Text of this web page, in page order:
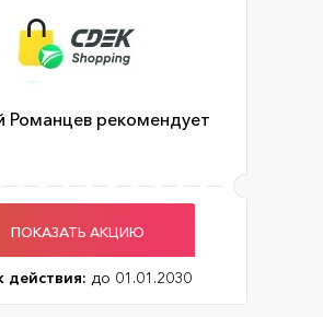
Романцев рекомендует
ПОКАЗАТЬ АКЦИЮ
действия: до 01.01.2030